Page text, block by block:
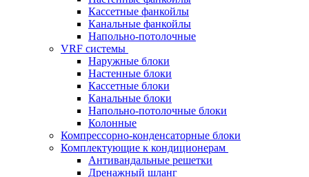
Кассетные фанкойлы
Канальные фанкойлы
Напольно-потолочные
VRF системы
Наружные блоки
Настенные блоки
Кассетные блоки
Канальные блоки
Напольно-потолочные блоки
Колонные
Компрессорно-конденсаторные блоки
Комплектующие к кондиционерам
Антивандальные решетки
Дренажный шланг